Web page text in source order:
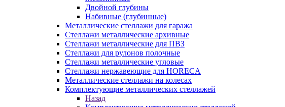
Двойной глубины
Набивные (глубинные)
Металлические стеллажи для гаража
Стеллажи металлические архивные
Стеллажи металлические для ПВЗ
Стеллажи для рулонов полочные
Стеллажи металлические угловые
Стеллажи нержавеющие для HORECA
Металлические стеллажи на колесах
Комплектующие металлических стеллажей
Назад